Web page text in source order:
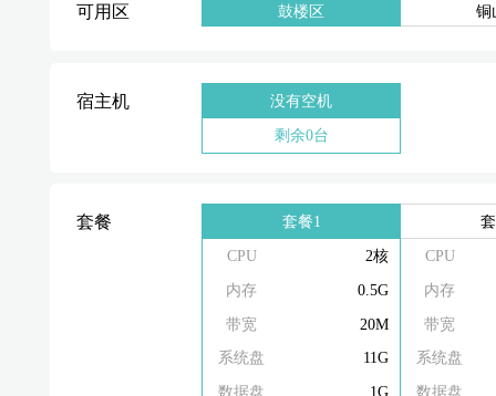
可用区 鼓楼区 铜
宿主机
没有空机
剩余0台
套餐
套餐1
CPU
2核
内存
0.5G
带宽
20M
系统盘
11G
数据盘
1G
CPU
内存
带宽
系统盘
数据盘